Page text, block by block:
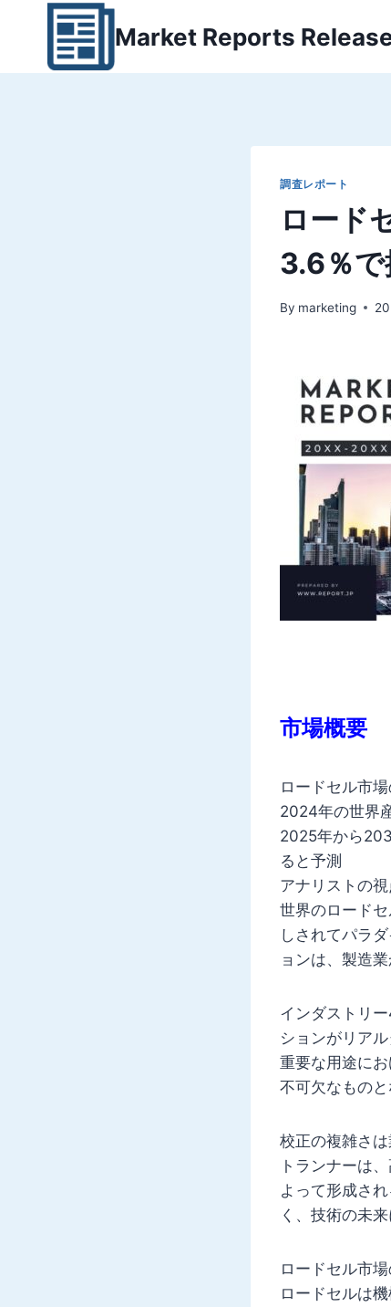
Market Reports
調査レポート
ロード
3.6％で
By marketing
市場概要
ロードセル市
2024年の世界
2025年から
ると予測
アナリストの視
世界のロード
しされてパラ
ョンは、製造
インダストリ
ションがリア
重要な用途に
不可欠なものと
校正の複雑さ
トランナーは
よって形成さ
く、技術の未
ロードセル市
ロードセルは